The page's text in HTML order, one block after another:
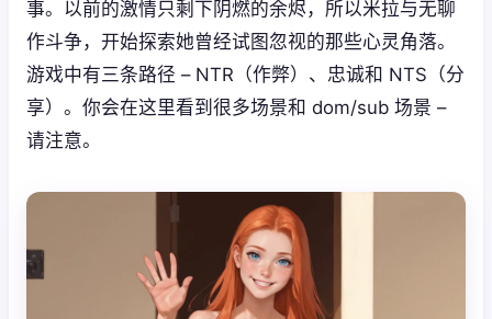
事。以前的激情只剩下阴燃的余烬，所以米拉与无聊
作斗争，开始探索她曾经试图忽视的那些心灵角落。
游戏中有三条路径 – NTR（作弊）、忠诚和 NTS（分
享）。你会在这里看到很多场景和 dom/sub 场景 –
请注意。